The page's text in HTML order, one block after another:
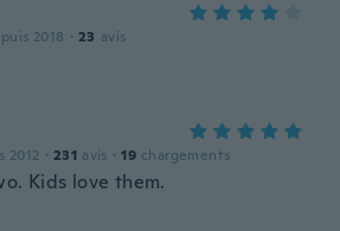
2018 · 23 avis
2012 · 231 avis · 19 chargements
Kids love them.